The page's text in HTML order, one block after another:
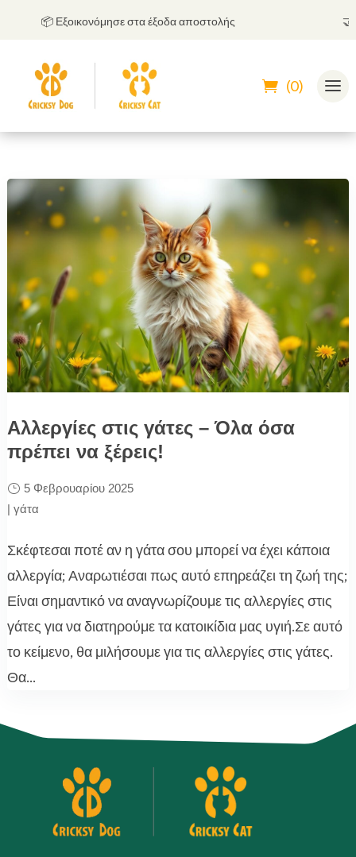
📦 Εξοικονόμησε στα έξοδα αποστολής
(0)
Αλλεργίες στις γάτες – Όλα όσα
πρέπει να ξέρεις!
5 Φεβρουαρίου 2025
| γάτα
Σκέφτεσαι ποτέ αν η γάτα σου μπορεί να έχει κάποια
αλλεργία; Αναρωτιέσαι πως αυτό επηρεάζει τη ζωή της;
Είναι σημαντικό να αναγνωρίζουμε τις αλλεργίες στις
γάτες για να διατηρούμε τα κατοικίδια μας υγιή.Σε αυτό
το κείμενο, θα μιλήσουμε για τις αλλεργίες στις γάτες.
Θα...